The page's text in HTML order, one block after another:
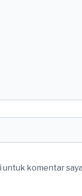
untuk komentar